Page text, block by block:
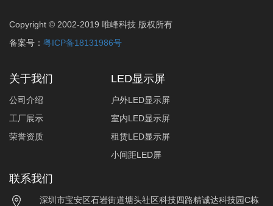
Copyright © 2002-2019 唯峰科技 版权所有
备案号： 粤ICP备18131986号
关于我们
公司介绍
工厂展示
荣誉资质
LED显示屏
户外LED显示屏
室内LED显示屏
租赁LED显示屏
小间距LED屏
联系我们
深圳市宝安区石岩街道塘头社区科技四路精诚达科技园C栋